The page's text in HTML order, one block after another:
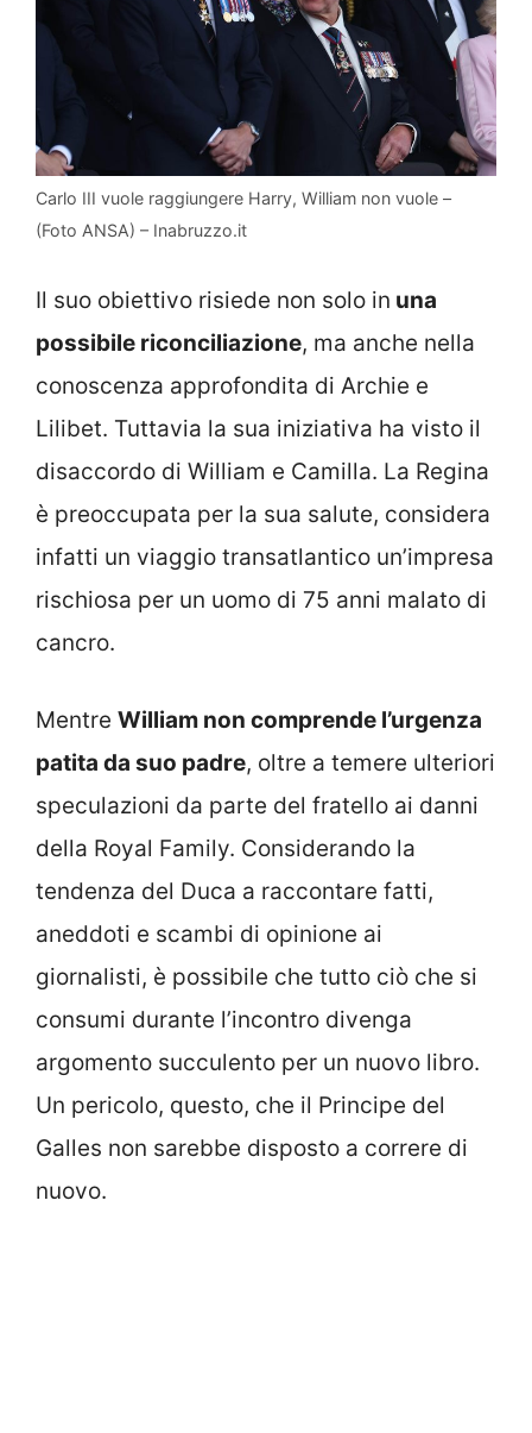
Carlo III vuole raggiungere Harry, William non vuole –
(Foto ANSA) – Inabruzzo.it
Il suo obiettivo risiede non solo in una
possibile riconciliazione, ma anche nella
conoscenza approfondita di Archie e
Lilibet. Tuttavia la sua iniziativa ha visto il
disaccordo di William e Camilla. La Regina
è preoccupata per la sua salute, considera
infatti un viaggio transatlantico un’impresa
rischiosa per un uomo di 75 anni malato di
cancro.
Mentre William non comprende l’urgenza
patita da suo padre, oltre a temere ulteriori
speculazioni da parte del fratello ai danni
della Royal Family. Considerando la
tendenza del Duca a raccontare fatti,
aneddoti e scambi di opinione ai
giornalisti, è possibile che tutto ciò che si
consumi durante l’incontro divenga
argomento succulento per un nuovo libro.
Un pericolo, questo, che il Principe del
Galles non sarebbe disposto a correre di
nuovo.